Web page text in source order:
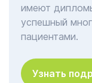
имеют
успешный
пациентами.
Узнать